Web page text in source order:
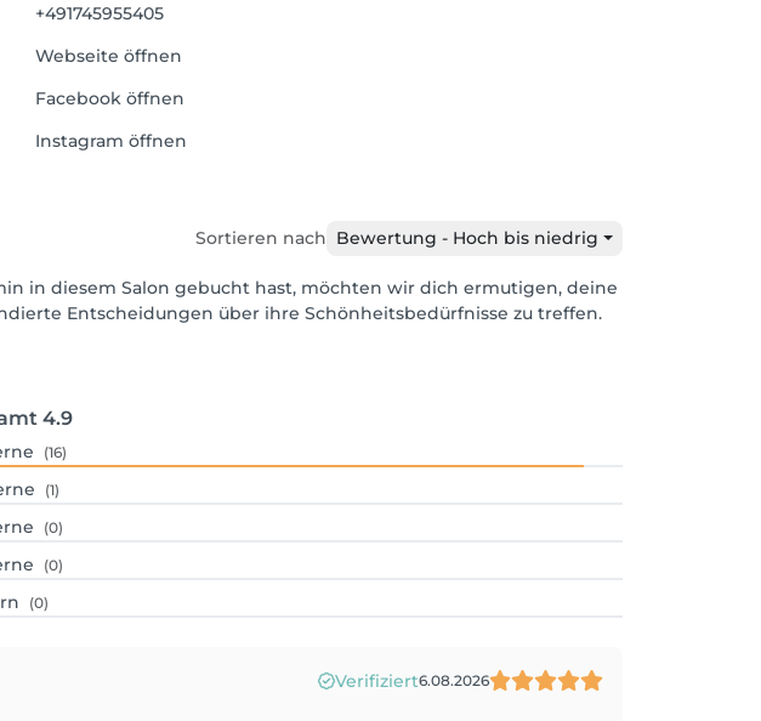
+491745955405
Webseite öffnen
Facebook öffnen
Instagram öffnen
Sortieren nach Bewertung - Hoch bis niedrig
in diesem Salon gebucht hast, möchten wir dich ermutigen, deine
Entscheidungen über ihre Schönheitsbedürfnisse zu treffen.
4.9
(16)
(1)
(0)
(0)
(0)
Verifiziert6.08.2026